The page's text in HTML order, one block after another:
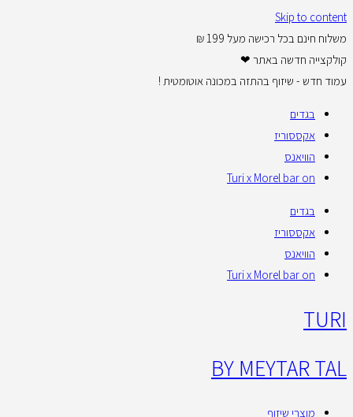
Skip to content
משלוח חינם בכל רכישה מעל 199 ₪
קולקצייה חדשה באתר ❤
עמוד חדש - שיזוף בהתזה במכונה אוטומטית !
בגדים
אקססוריז
הוויאנס
Turi x Morel bar on
בגדים
אקססוריז
הוויאנס
Turi x Morel bar on
TURI
BY MEYTAR TAL
מוצרי שיזוף